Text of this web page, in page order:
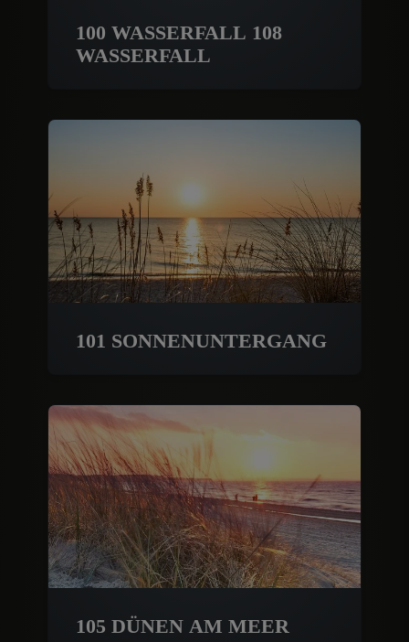
100 WASSERFALL 108
WASSERFALL
101 SONNENUNTERGANG
105 DÜNEN AM MEER